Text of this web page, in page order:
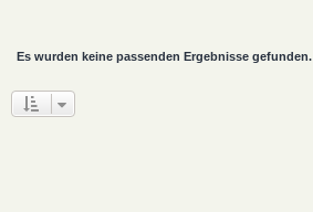
Es wurden keine passenden Ergebnisse gefunden.